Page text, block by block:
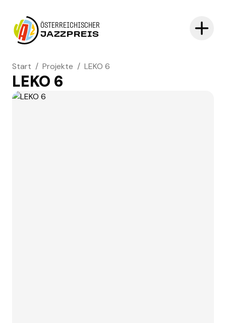
ÖSTERREICHISCHER
JAZZPREIS
Start / Projekte / LEKO 6
LEKO 6